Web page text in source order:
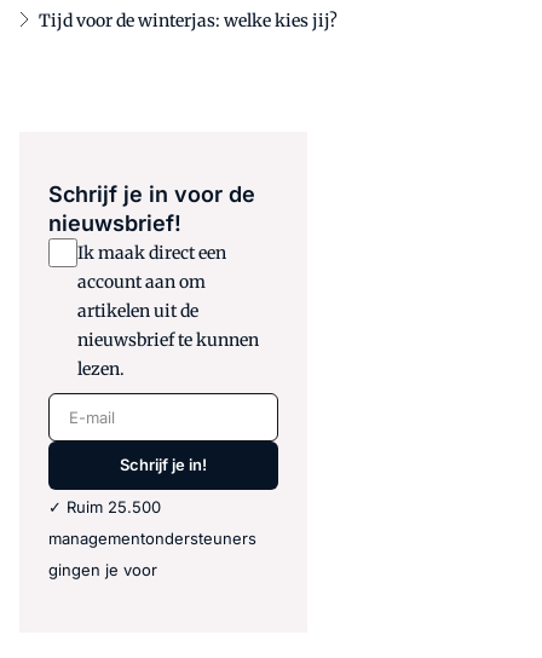
Tijd voor de winterjas: welke kies jij?
Schrijf je in voor de
nieuwsbrief!
Ik maak direct een
account aan om
artikelen uit de
nieuwsbrief te kunnen
lezen.
E-mail
Schrijf je in!
✓ Ruim 25.500
managementondersteuners
gingen je voor